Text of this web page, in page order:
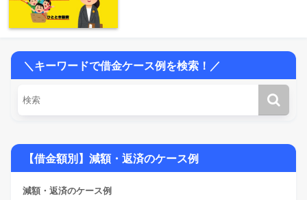
＼キーワードで借金ケース例を検索！／
【借金額別】減額・返済のケース例
減額・返済のケース例